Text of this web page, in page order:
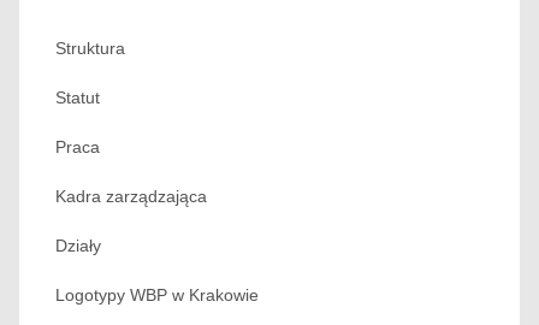
Struktura
Statut
Praca
Kadra zarządzająca
Działy
Logotypy WBP w Krakowie